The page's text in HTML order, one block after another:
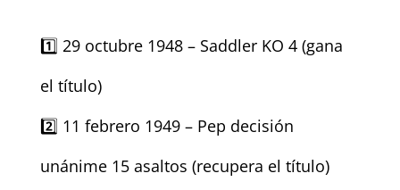
1️⃣ 29 octubre 1948 – Saddler KO 4 (gana
el título)
2️⃣ 11 febrero 1949 – Pep decisión
unánime 15 asaltos (recupera el título)